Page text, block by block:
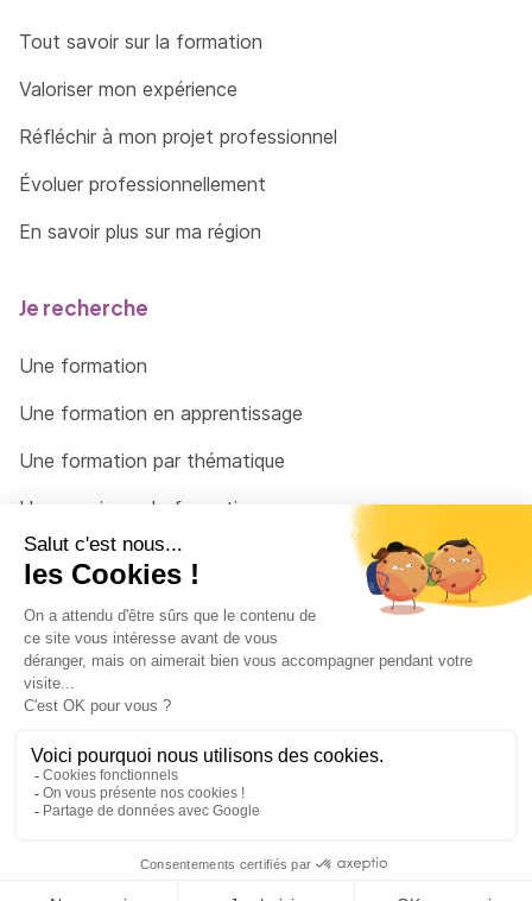
Tout savoir sur la formation
Valoriser mon expérience
Réfléchir à mon projet professionnel
Évoluer professionnellement
En savoir plus sur ma région
Je recherche
Une formation
Une formation en apprentissage
Une formation par thématique
Un organisme de formation
Un conseiller
Une solution pour raccrocher
© 2026 - Côté Formations - par Via Compétences
Menu Pied de page
Mentions Légales
Politique de confidentialité